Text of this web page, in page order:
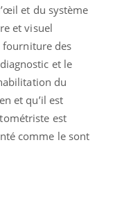
et du système
et visuel
des
et le
du
et qu’il est
est
comme le sont